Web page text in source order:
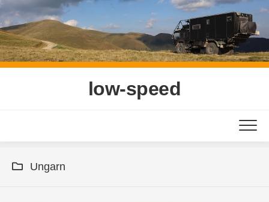
Skip
to
content
low-speed
Ungarn